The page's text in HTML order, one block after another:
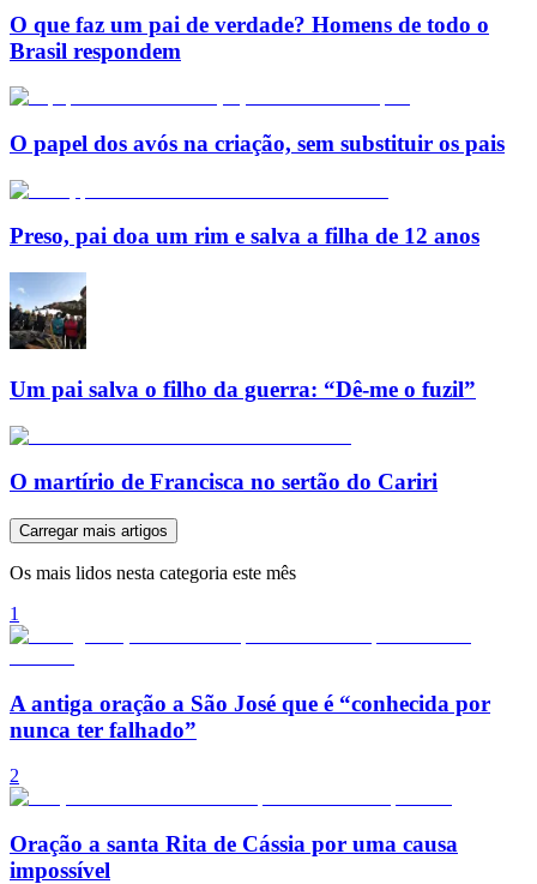
O que faz um pai de verdade? Homens de todo o
Brasil respondem
O papel dos avós na criação, sem substituir os pais
Preso, pai doa um rim e salva a filha de 12 anos
Um pai salva o filho da guerra: “Dê-me o fuzil”
O martírio de Francisca no sertão do Cariri
Carregar mais artigos
Os mais lidos nesta categoria este mês
1
A antiga oração a São José que é “conhecida por
nunca ter falhado”
2
Oração a santa Rita de Cássia por uma causa
impossível